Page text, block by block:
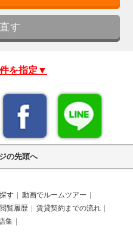
を指定▼
の先頭へ
す
動画でルームツアー
覧履歴
賃貸契約までの流れ
集